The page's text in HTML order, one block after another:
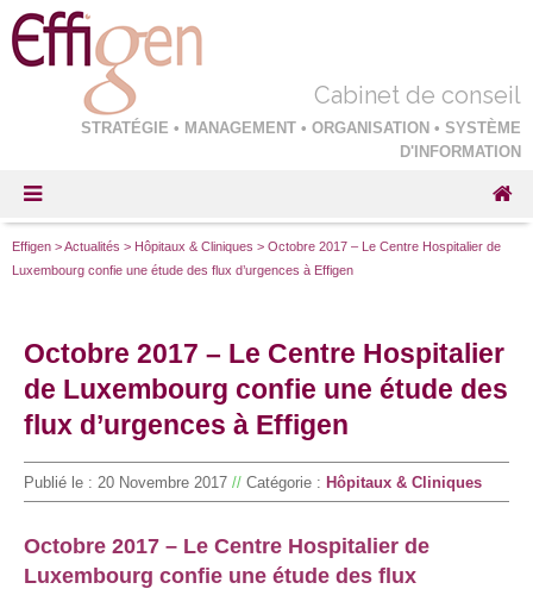
Cabinet de conseil
STRATÉGIE • MANAGEMENT • ORGANISATION • SYSTÈME
D'INFORMATION
Effigen >Actualités > Hôpitaux & Cliniques > Octobre 2017 – Le Centre Hospitalier de
Luxembourg confie une étude des flux d’urgences à Effigen
Octobre 2017 – Le Centre Hospitalier
de Luxembourg confie une étude des
flux d’urgences à Effigen
Publié le : 20 Novembre 2017 // Catégorie : Hôpitaux & Cliniques
Octobre 2017 – Le Centre Hospitalier de
Luxembourg confie une étude des flux